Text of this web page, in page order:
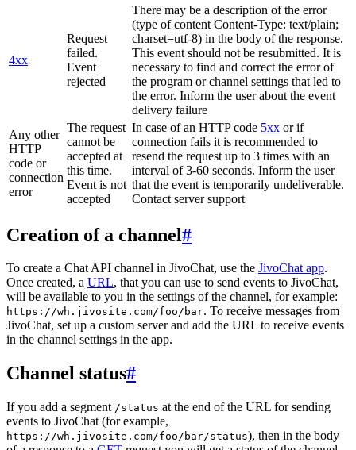
4xx
Request
failed.
Event
rejected
There may be a description of the error
(type of content Content-Type: text/plain;
charset=utf-8) in the body of the response.
This event should not be resubmitted. It is
necessary to find and correct the error of
the program or channel settings that led to
the error. Inform the user about the event
delivery failure
Any other
HTTP
code or
connection
error
The request
cannot be
accepted at
this time.
Event is not
accepted
In case of an HTTP code 5xx or if
connection fails it is recommended to
resend the request up to 3 times with an
interval of 3-60 seconds. Inform the user
that the event is temporarily undeliverable.
Contact server support
Creation of a channel#
To create a Chat API channel in JivoChat, use the JivoChat app.
Once created, a URL, that you can use to send events to JivoChat,
will be available to you in the settings of the channel, for example:
https://wh.jivosite.com/foo/bar. To receive messages from
JivoChat, set up a custom server and add the URL to receive events
in the channel settings in the app.
Channel status#
If you add a segment /status at the end of the URL for sending
events to JivoChat (for example,
https://wh.jivosite.com/foo/bar/status), then in the body